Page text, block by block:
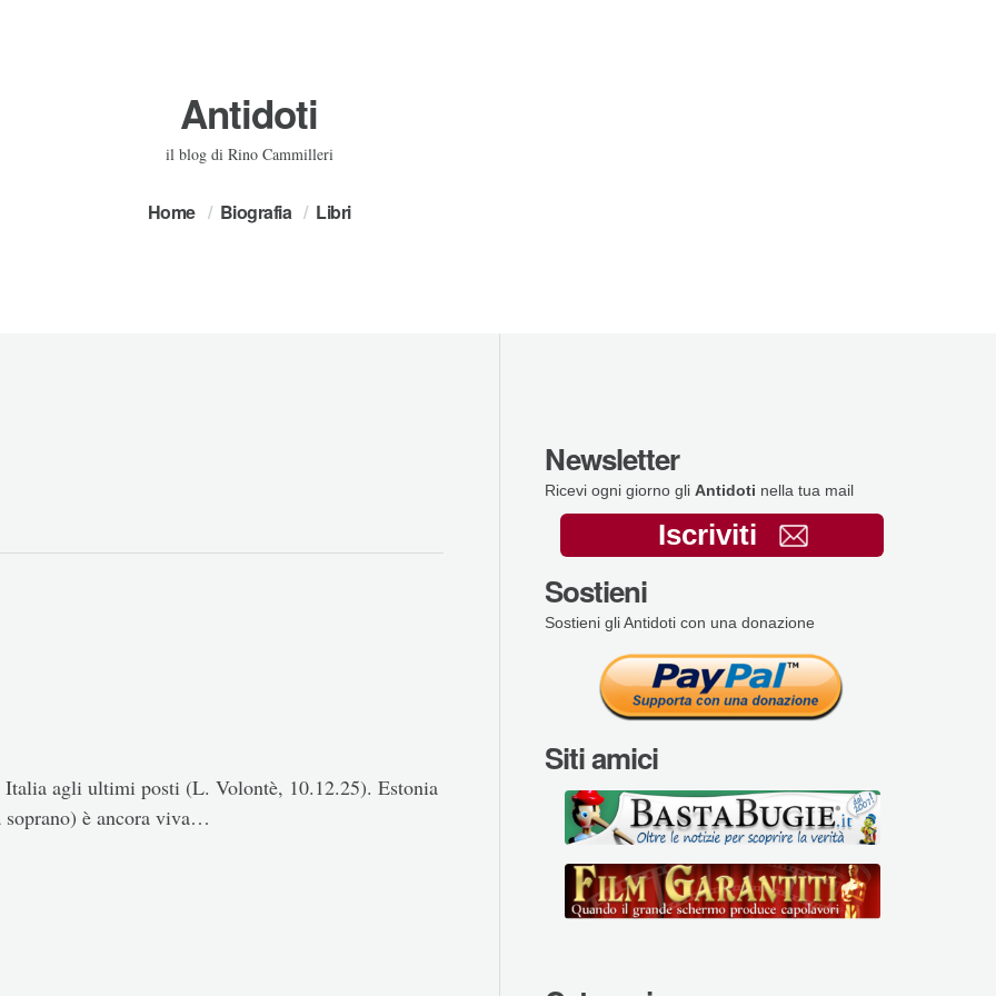
Antidoti
il blog di Rino Cammilleri
Home Biografia Libri
agli ultimi posti (L. Volontè, 10.12.25). Estonia
soprano) è ancora viva…
Newsletter
Ricevi ogni giorno gli Antidoti nella tua mail
Iscriviti
Sostieni
Sostieni gli Antidoti con una donazione
Siti amici